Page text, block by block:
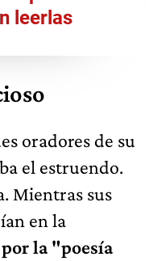
leerlas
oradores de su
el estruendo.
Mientras sus
en la
la "poesía